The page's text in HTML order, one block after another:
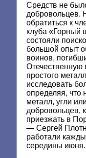
Средств не
добровольцев.
обратиться к
клуба «Горный
состояли
большой опыт
воинов,
простого
исследовать
определяя, что
металл, угли
добровольцев,
приезжать в
— Сергей
работали
середины июня.